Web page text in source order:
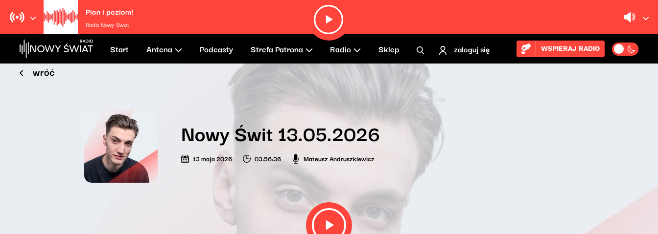
Pion i poziom!
Radio Nowy Świat
Start Antena Podcasty Strefa Patrona Radio Sklep zaloguj się WSPIERAJ RADIO
wróć
Nowy Świt 13.05.2026
13 maja 2026 03:56:36 Mateusz Andruszkiewicz